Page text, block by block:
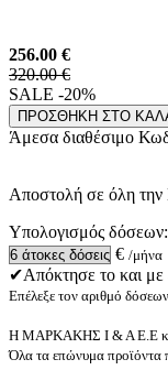
256.00 €
320.00 €
SALE -20%
ΠΡΟΣΘΗΚΗ ΣΤΟ
Άμεσα διαθέσιμο
Αποστολή σε όλη
Υπολογισμός δόσεων:
€ /μήνα
✔Απόκτησε το και με
Επέλεξε τον αριθμό
Η ΜΑΡΚΑΚΗΣ Ι & Α Ε.Ε και
Όλα τα επώνυμα προϊόντα